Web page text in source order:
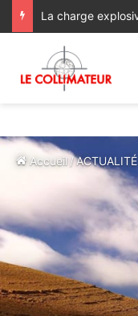
Accueil /ACTUALITÉ